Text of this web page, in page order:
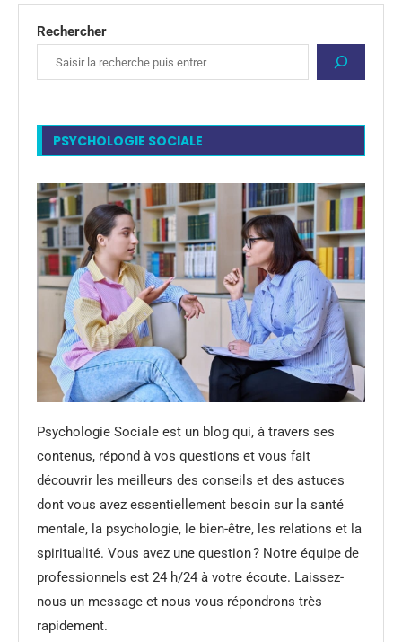
Rechercher
PSYCHOLOGIE SOCIALE
Psychologie Sociale est un blog qui, à travers ses
contenus, répond à vos questions et vous fait
découvrir les meilleurs des conseils et des astuces
dont vous avez essentiellement besoin sur la santé
mentale, la psychologie, le bien-être, les relations et la
spiritualité. Vous avez une question ? Notre équipe de
professionnels est 24 h/24 à votre écoute. Laissez-
nous un message et nous vous répondrons très
rapidement.